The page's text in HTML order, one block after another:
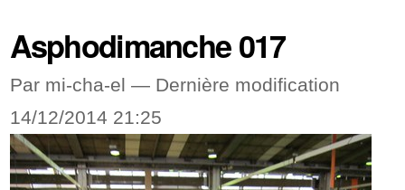
Asphodimanche 017
Par mi-cha-el — Dernière modification
14/12/2014 21:25